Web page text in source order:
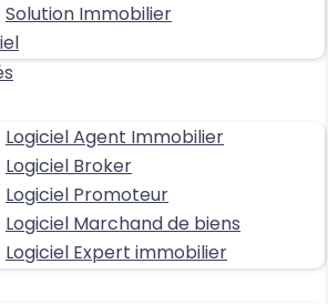
Solution Immobilier
Logiciel Agent Immobilier
Logiciel Broker
Logiciel Promoteur
Logiciel Marchand de biens
Logiciel Expert immobilier